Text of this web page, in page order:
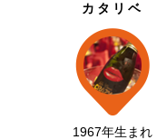
カタリベ
1967年生まれ